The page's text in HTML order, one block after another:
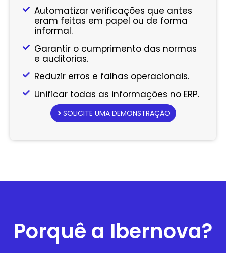
Automatizar verificações que antes
eram feitas em papel ou de forma
informal.
Garantir o cumprimento das normas
e auditorias.
Reduzir erros e falhas operacionais.
Unificar todas as informações no ERP.
SOLICITE UMA DEMONSTRAÇÃO
Porquê a Ibernova?